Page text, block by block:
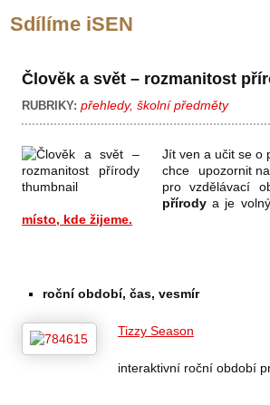
Sdílíme iSEN
Člověk a svět – rozmanitost
RUBRIKY: přehledy, školní předměty
Jít ven a učit se o
chce upozornit
pro vzdělávací
přírody a je
místo, kde žijeme.
roční období, čas, vesmír
Tizzy Season
interaktivní roční období